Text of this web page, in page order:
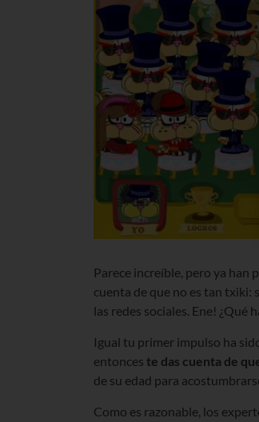
Parece increíble, pero ya
cuenta de que no es tan txiki:
las redes sociales. Ene! ¿Qué
Igual tu primer impulso ha
entonces te das cuenta de
de su edad para
Como es razonable, los